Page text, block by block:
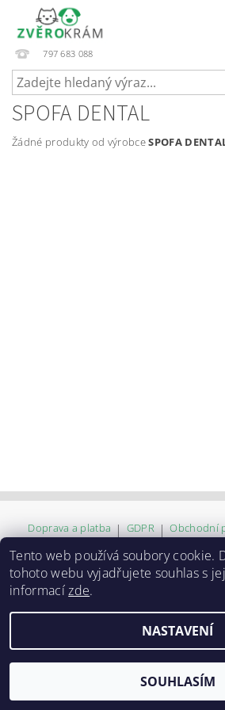
797 683 088
SPOFA DENTAL
Žádné produkty od výrobceSPOFA
Doprava a platba | GDPR | Obchodní
2026 © ZVĚROKRÁM , všechna
Vytvořil Shoptet
Tento web používá soubory cookie.
tohoto webu vyjadřujete souhlas s
informacízde.
NASTAVENÍ
SOUHLASÍM